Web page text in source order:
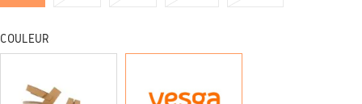
COULEUR